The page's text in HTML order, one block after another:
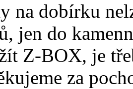
na dobírku
jen do
Z-BOX, je
za